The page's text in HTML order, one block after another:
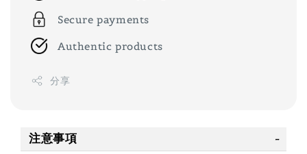
Secure payments
Authentic products
分享
注意事項